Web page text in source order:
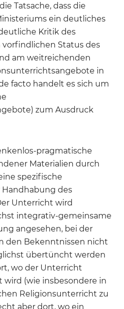
Tatsache, dass die
ein deutliches
Kritik des
Status des
am weitreichenden
in
facto handelt es sich um
zum Ausdruck
pragmatische
Materialien durch
spezifische
des
Unterricht wird
integrativ-gemeinsame
angesehen, bei der
den Bekenntnissen nicht
übertüncht werden
wo der Unterricht
(wie insbesondere in
Religionsunterricht zu
aber dort, wo ein